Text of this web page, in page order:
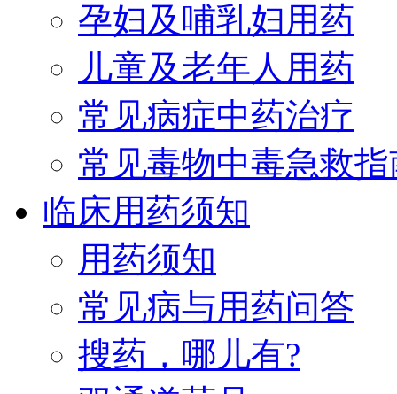
孕妇及哺乳妇用药
儿童及老年人用药
常见病症中药治疗
常见毒物中毒急救指
临床用药须知
用药须知
常见病与用药问答
搜药，哪儿有?